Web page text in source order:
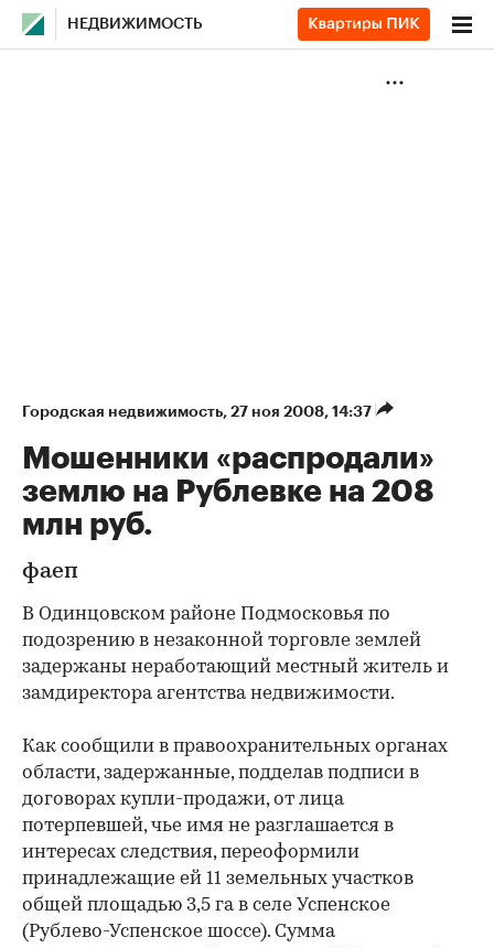
НЕДВИЖИМОСТЬ
Городская недвижимость⁠, 27 ноя 2008, 14:37
Мошенники «распродали»
землю на Рублевке на 208
млн руб.
фаеп
В Одинцовском районе Подмосковья по
подозрению в незаконной торговле землей
задержаны неработающий местный житель и
замдиректора агентства недвижимости.
Как сообщили в правоохранительных органах
области, задержанные, подделав подписи в
договорах купли-продажи, от лица
потерпевшей, чье имя не разглашается в
интересах следствия, переоформили
принадлежащие ей 11 земельных участков
общей площадью 3,5 га в селе Успенское
(Рублево-Успенское шоссе). Сумма